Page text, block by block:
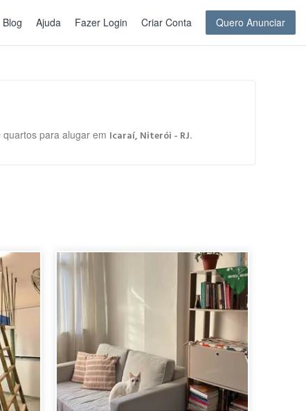
Blog Ajuda Fazer Login Criar Conta Quero Anunciar
para alugar em Icaraí, Niterói - RJ.